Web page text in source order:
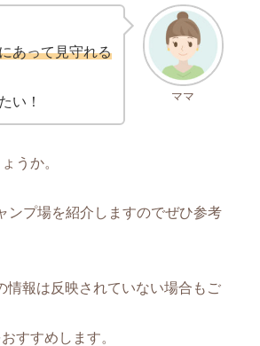
ママ
あって見守れる
い！
うか。
ンプ場を紹介しますのでぜひ参考
報は反映されていない場合もご
すすめします。